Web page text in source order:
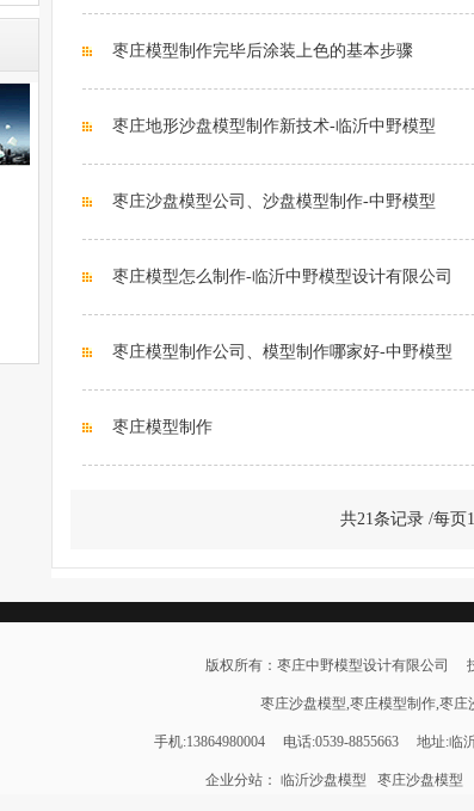
枣庄模型制作完毕后涂装上色的基本步骤
枣庄地形沙盘模型制作新技术-临沂中野模型
枣庄沙盘模型公司、沙盘模型制作-中野模型
枣庄模型怎么制作-临沂中野模型设计有限公司
枣庄模型制作公司、模型制作哪家好-中野模型
枣庄模型制作
共21条记录 /每
版权所有：枣庄中野模型设计有限公司
枣庄沙盘模型,枣庄模型制作,枣
手机:13864980004 电话:0539-8855663 地址:临
企业分站： 临沂沙盘模型 枣庄沙盘模型